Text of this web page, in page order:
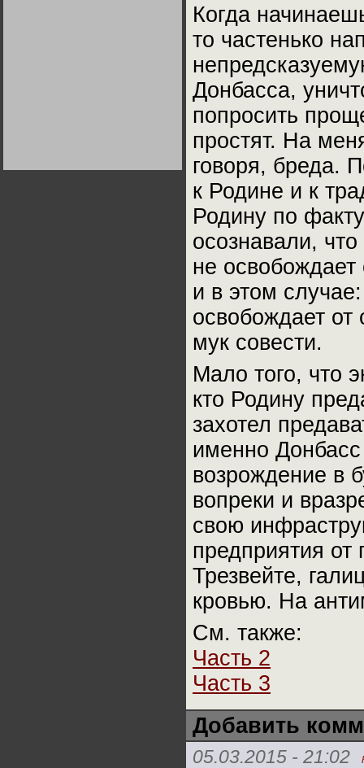
Когда
то частенько
Донбасса,
попросить
простят. На
говоря, бреда.
к Родине и к
Родину по
осознавали,
не освобождает
и в этом
освобождает от
мук совести.
Мало того, что
кто Родину
захотел
именно
возрождение в
вопреки и
свою
предприятия
Трезвейте,
кровью. На
См. также:
Часть 2
Часть 3
Добавить
05.03.2015 - 21:02